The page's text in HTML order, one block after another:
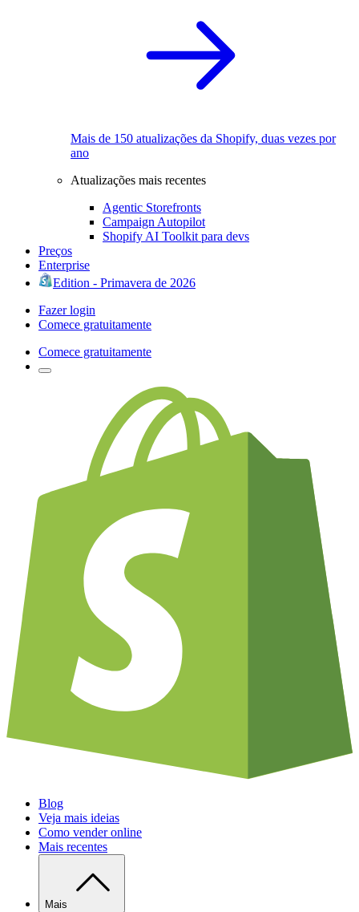
Mais de 150 atualizações da Shopify, duas vezes por
ano
Atualizações mais recentes
Agentic Storefronts
Campaign Autopilot
Shopify AI Toolkit para devs
Preços
Enterprise
Edition - Primavera de 2026
Fazer login
Comece gratuitamente
Comece gratuitamente
Blog
Veja mais ideias
Como vender online
Mais recentes
Mais